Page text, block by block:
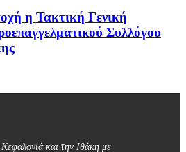
η Τακτική Γενική
Συλλόγου
και την Ιθάκη με